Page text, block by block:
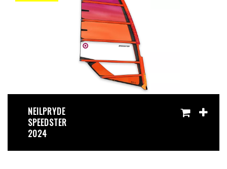
NEILPRYDE
SPEEDSTER
2024